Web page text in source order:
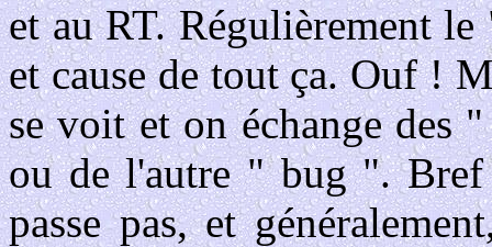
et au RT. Régulièrement
et cause de tout ça. Ouf !
se voit et on échange des
ou de l'autre " bug ".
passe pas, et